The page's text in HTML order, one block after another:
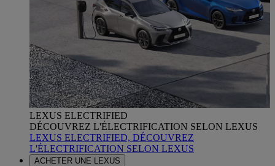
LEXUS ELECTRIFIED
DÉCOUVREZ L'ÉLECTRIFICATION SELON LEXUS
LEXUS ELECTRIFIED, DÉCOUVREZ
L'ÉLECTRIFICATION SELON LEXUS
ACHETER UNE LEXUS